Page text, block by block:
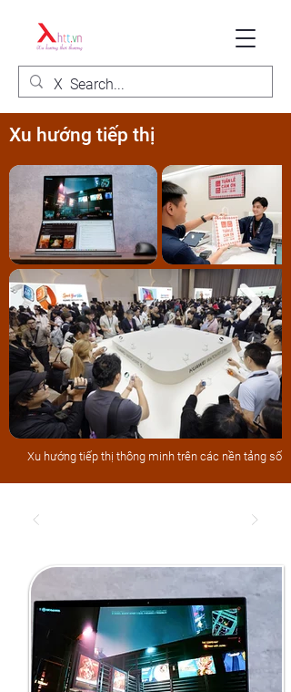
Xu hướng tiếp thị
​Xu hướng tiếp thị thông minh trên các nền tảng số